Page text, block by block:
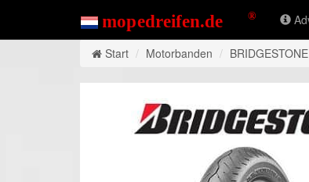
Start Motorbanden BRIDGESTONE